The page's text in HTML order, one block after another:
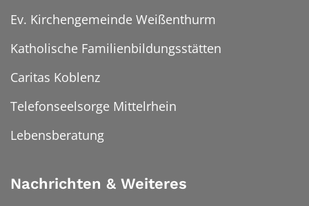
Ev. Kirchengemeinde Weißenthurm
Katholische Familienbildungsstätten
Caritas Koblenz
Telefonseelsorge Mittelrhein
Lebensberatung
Nachrichten & Weiteres